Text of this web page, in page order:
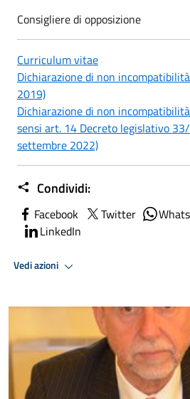
Consigliere di opposizione
Curriculum vitae
Dichiarazione di non
2019)
Dichiarazione di non
sensi art. 14 Decreto legislativo
settembre 2022)
Condividi:
Facebook Twitter
LinkedIn
Vedi azioni